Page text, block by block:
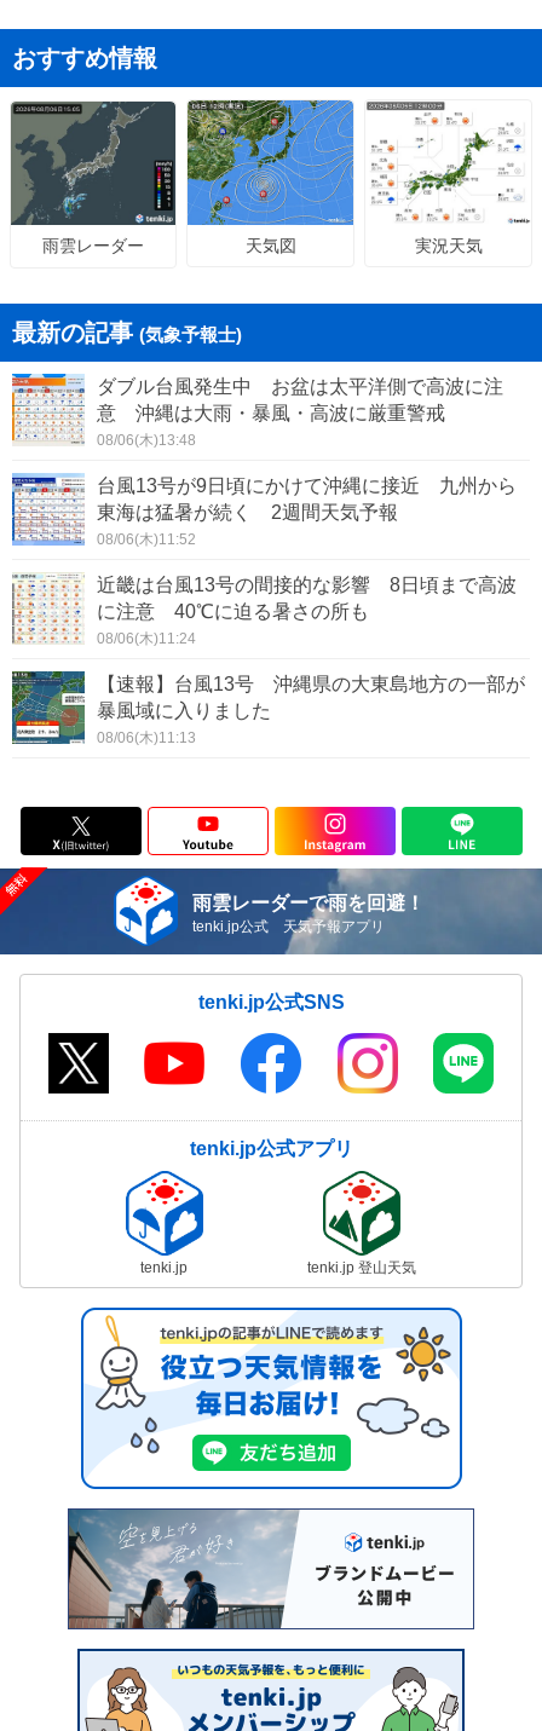
おすすめ情報
雨雲レーダー 天気図 実況天気
最新の記事 (気象予報士)
ダブル台風発生中 お盆は太平洋側で高波に注
意 沖縄は大雨・暴風・高波に厳重警戒
08/06(木)13:48
台風13号が9日頃にかけて沖縄に接近 九州から
東海は猛暑が続く 2週間天気予報
08/06(木)11:52
近畿は台風13号の間接的な影響 8日頃まで高波
に注意 40℃に迫る暑さの所も
08/06(木)11:24
【速報】台風13号 沖縄県の大東島地方の一部が
暴風域に入りました
08/06(木)11:13
雨雲レーダーで雨を回避！
tenki.jp公式 天気予報アプリ
tenki.jp公式SNS
tenki.jp公式アプリ
tenki.jp tenki.jp 登山天気